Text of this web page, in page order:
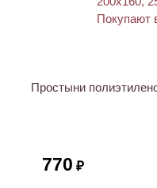
Простыни
770 ₽